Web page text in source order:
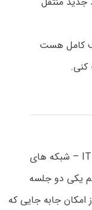
کامل هست
کنی.
سلام.ببخشید من از دانشگاه ازاد میانه رشته IT – شبکه های
یکی دو جلسه
جابه جایی که